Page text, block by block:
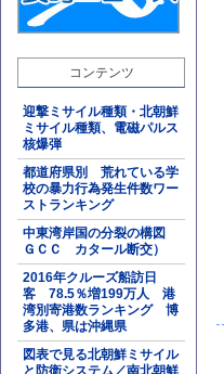
コンテンツ
迎撃ミサイル種類・北朝鮮
ミサイル種類、電磁パルス
核爆弾
都道府県別 荒れている学
校の暴力行為発生件数ワー
ストランキング
中東湾岸国の分裂の構図
ＧＣＣ カタール断交）
2016年クルーズ船訪日
客 78.5％増199万人 港
湾別寄港数ランキング 博
多港、県は沖縄県
図表で見る北朝鮮ミサイル
と防衛システム／南北朝鮮